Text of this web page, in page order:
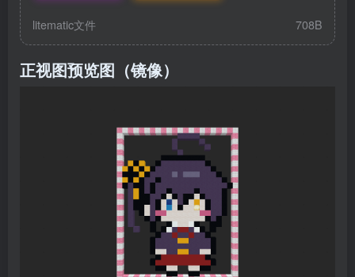
litematic文件 708B
正视图预览图（镜像）